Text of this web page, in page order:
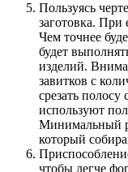
Пользуясь
заготовка. При
Чем точнее
будет
изделий.
завитков с
срезать
используют
Минимальный
который
чтобы легче